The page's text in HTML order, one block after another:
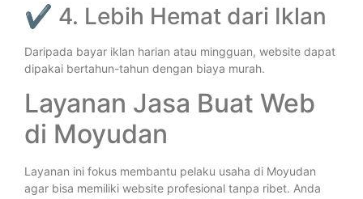
✔ 4. Lebih Hemat dari Iklan
Daripada bayar iklan harian atau mingguan, website dapat
dipakai bertahun-tahun dengan biaya murah.
Layanan Jasa Buat Web
di Moyudan
Layanan ini fokus membantu pelaku usaha di Moyudan
agar bisa memiliki website profesional tanpa ribet. Anda